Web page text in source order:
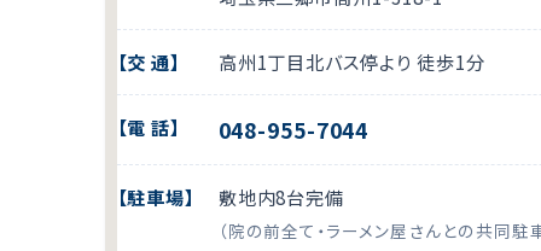
【交 通】 高州1丁目北バス停より 徒歩1分
【電 話】 048-955-7044
【駐車場】 敷地内8台完備
（院の前全て・ラーメン屋さんとの共同駐